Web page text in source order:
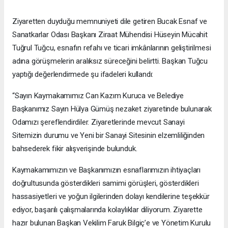
Ziyaretten duyduğu memnuniyeti dile getiren Bucak Esnaf ve
Sanatkarlar Odası Başkanı Ziraat Mühendisi Hüseyin Mücahit
Tuğrul Tuğcu, esnafın refahı ve ticari imkânlarının geliştirilmesi
adına görüşmelerin aralıksız süreceğini belirtti. Başkan Tuğcu
yaptığı değerlendirmede şu ifadeleri kullandı:
“Sayın Kaymakamımız Can Kazım Kuruca ve Belediye
Başkanımız Sayın Hülya Gümüş nezaket ziyaretinde bulunarak
Odamızı şereflendirdiler. Ziyaretlerinde mevcut Sanayi
Sitemizin durumu ve Yeni bir Sanayi Sitesinin elzemliliğinden
bahsederek fikir alışverişinde bulunduk.
Kaymakamımızın ve Başkanımızın esnaflarımızın ihtiyaçları
doğrultusunda gösterdikleri samimi görüşleri, gösterdikleri
hassasiyetleri ve yoğun ilgilerinden dolayı kendilerine teşekkür
ediyor, başarılı çalışmalarında kolaylıklar diliyorum. Ziyarette
hazır bulunan Başkan Vekilim Faruk Bilgiç’e ve Yönetim Kurulu